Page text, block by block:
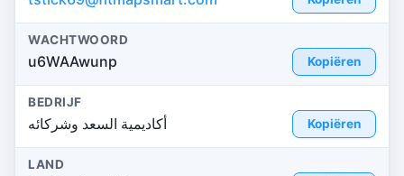
WACHTWOORD
u6WAAwunp Kopiëren
BEDRIJF
أكاديمية السعد وشركائه Kopiëren
LAND